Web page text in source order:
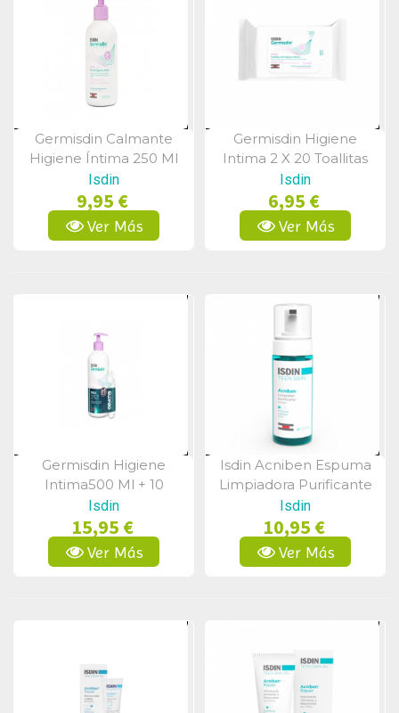
Vista Rápida
Germisdin Calmante
Higiene Íntima 250 Ml
Isdin
9,95 €
Ver Más
Vista Rápida
Germisdin Higiene
Intima 2 X 20 Toallitas
Isdin
6,95 €
Ver Más
Vista Rápida
Germisdin Higiene
Intima500 Ml + 10
Toallitas
Isdin
15,95 €
Ver Más
Vista Rápida
Isdin Acniben Espuma
Limpiadora Purificante
150 Ml
Isdin
10,95 €
Ver Más